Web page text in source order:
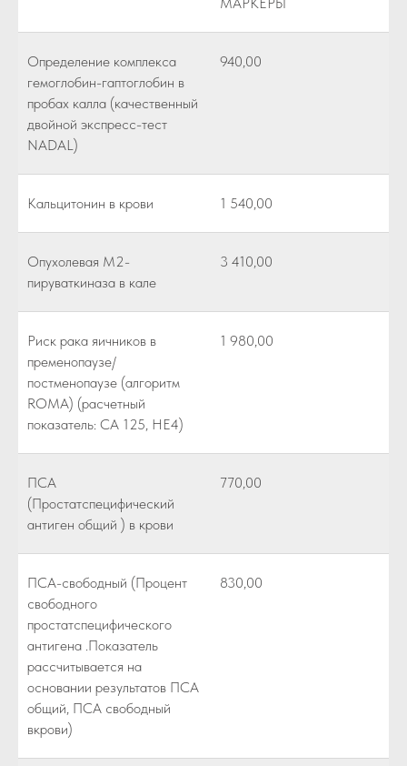
Определение комплекса
гемоглобин-гаптоглобин в
пробах калла (качественный
двойной экспресс-тест
NADAL)
940,00
Кальцитонин в крови 1 540,00
Опухолевая М2-
пируваткиназа в кале
3 410,00
Риск рака яичников в
пременопаузе/
постменопаузе (алгоритм
ROMA) (расчетный
показатель: СА 125, НЕ4)
1 980,00
ПСА
(Простатспецифический
антиген общий ) в крови
770,00
ПСА-свободный (Процент
свободного
простатспецифического
антигена .Показатель
рассчитывается на
основании результатов ПСА
общий, ПСА свободный
вкрови)
830,00